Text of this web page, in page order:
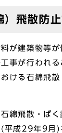
）飛散防
が建築物等
事が行われ
ける石綿飛
綿飛散・ば
平成29年9月